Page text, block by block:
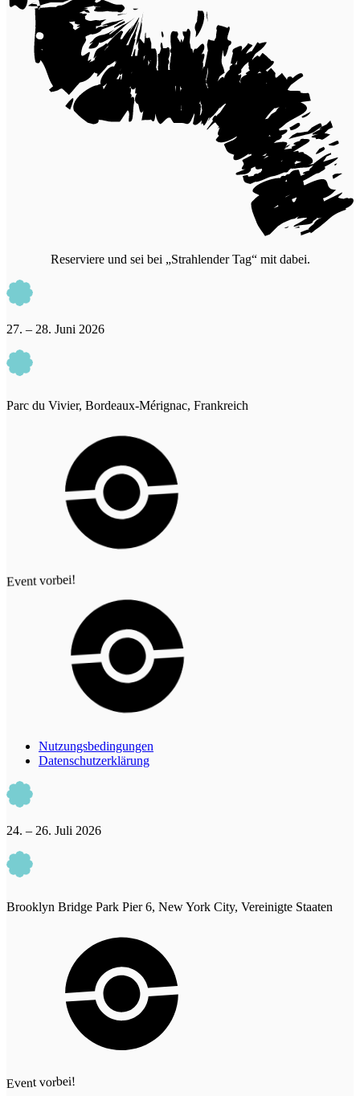
Reserviere und sei bei „Strahlender Tag“ mit dabei.
27. – 28. Juni 2026
Parc du Vivier, Bordeaux-Mérignac, Frankreich
Event vorbei!
Nutzungsbedingungen
Datenschutzerklärung
24. – 26. Juli 2026
Brooklyn Bridge Park Pier 6, New York City, Vereinigte Staaten
Event vorbei!